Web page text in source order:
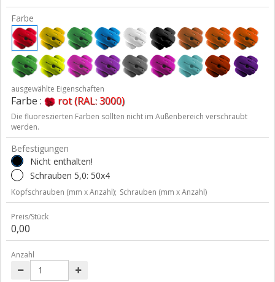
Farbe
ausgewählte Eigenschaften
Farbe : rot (RAL: 3000)
Die fluoreszierten Farben sollten nicht im Außenbereich verschraubt
werden.
Befestigungen
Nicht enthalten!
Schrauben 5,0: 50x4
Kopfschrauben (mm x Anzahl); Schrauben (mm x Anzahl)
Preis/Stück
0,00
Anzahl